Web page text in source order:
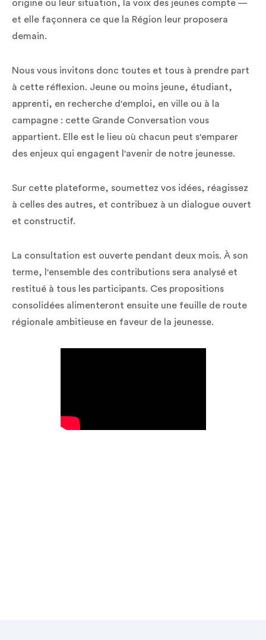
origine ou leur situation, la voix des jeunes compte —
et elle façonnera ce que la Région leur proposera
demain.
Nous vous invitons donc toutes et tous à prendre part
à cette réflexion. Jeune ou moins jeune, étudiant,
apprenti, en recherche d'emploi, en ville ou à la
campagne : cette Grande Conversation vous
appartient. Elle est le lieu où chacun peut s'emparer
des enjeux qui engagent l'avenir de notre jeunesse.
Sur cette plateforme, soumettez vos idées, réagissez
à celles des autres, et contribuez à un dialogue ouvert
et constructif.
La consultation est ouverte pendant deux mois. À son
terme, l'ensemble des contributions sera analysé et
restitué à tous les participants. Ces propositions
consolidées alimenteront ensuite une feuille de route
régionale ambitieuse en faveur de la jeunesse.